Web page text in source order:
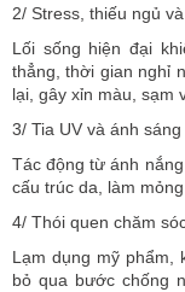
2/ Stress, thiếu ngủ
Lối sống hiện đại
thẳng, thời gian nghỉ
lại, gây xỉn màu, sạm
3/ Tia UV và ánh sáng
Tác động từ ánh
cấu trúc da, làm
4/ Thói quen chăm
Lạm dụng mỹ phẩm,
bỏ qua bước chống